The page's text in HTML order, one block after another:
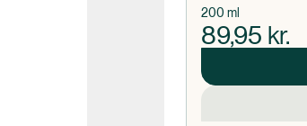
200 ml
89,95 kr.